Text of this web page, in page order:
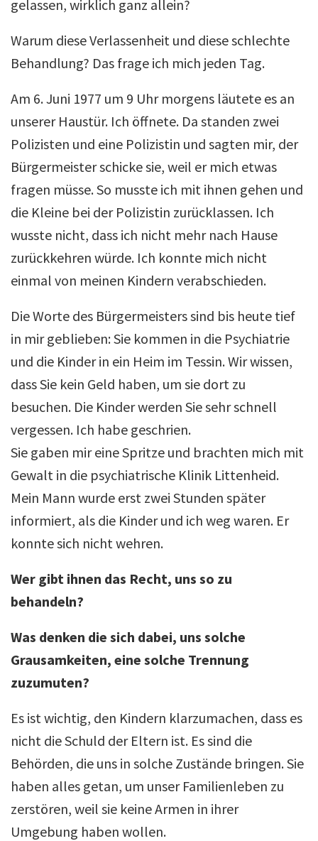
gelassen, wirklich ganz allein?
Warum diese Verlassenheit und diese schlechte
Behandlung? Das frage ich mich jeden Tag.
Am 6. Juni 1977 um 9 Uhr morgens läutete es an
unserer Haustür. Ich öffnete. Da standen zwei
Polizisten und eine Polizistin und sagten mir, der
Bürgermeister schicke sie, weil er mich etwas
fragen müsse. So musste ich mit ihnen gehen und
die Kleine bei der Polizistin zurücklassen. Ich
wusste nicht, dass ich nicht mehr nach Hause
zurückkehren würde. Ich konnte mich nicht
einmal von meinen Kindern verabschieden.
Die Worte des Bürgermeisters sind bis heute tief
in mir geblieben: Sie kommen in die Psychiatrie
und die Kinder in ein Heim im Tessin. Wir wissen,
dass Sie kein Geld haben, um sie dort zu
besuchen. Die Kinder werden Sie sehr schnell
vergessen. Ich habe geschrien.
Sie gaben mir eine Spritze und brachten mich mit
Gewalt in die psychiatrische Klinik Littenheid.
Mein Mann wurde erst zwei Stunden später
informiert, als die Kinder und ich weg waren. Er
konnte sich nicht wehren.
Wer gibt ihnen das Recht, uns so zu
behandeln?
Was denken die sich dabei, uns solche
Grausamkeiten, eine solche Trennung
zuzumuten?
Es ist wichtig, den Kindern klarzumachen, dass es
nicht die Schuld der Eltern ist. Es sind die
Behörden, die uns in solche Zustände bringen. Sie
haben alles getan, um unser Familienleben zu
zerstören, weil sie keine Armen in ihrer
Umgebung haben wollen.